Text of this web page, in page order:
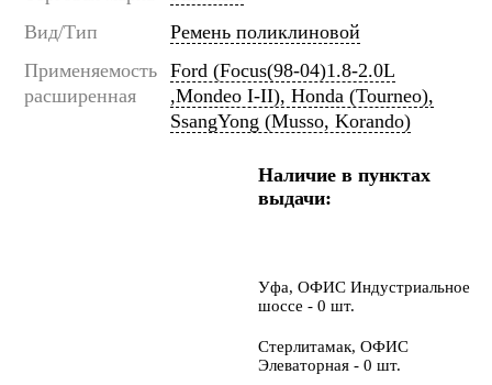
Вид/Тип
Ремень поликлиновой
Применяемость
расширенная
Ford (Focus(98-04)1.8-2.0L
,Mondeo I-II), Honda (Tourneo),
SsangYong (Musso, Korando)
Наличие в пунктах
выдачи:
Уфа, ОФИС Индустриальное
шоссе - 0 шт.
Стерлитамак, ОФИС
Элеваторная - 0 шт.